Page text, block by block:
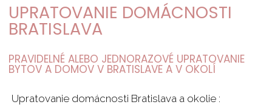
UPRATOVANIE DOMÁCNOSTI
BRATISLAVA
PRAVIDELNÉ ALEBO JEDNORAZOVÉ UPRATOVANIE
BYTOV A DOMOV V BRATISLAVE A V OKOLÍ
Upratovanie domácnosti Bratislava a okolie :